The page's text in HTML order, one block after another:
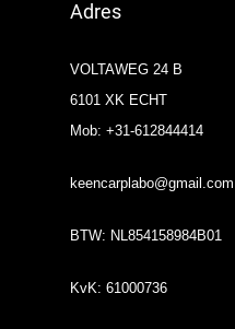
Adres
VOLTAWEG 24 B
6101 XK ECHT
Mob: +31-612844414
keencarplabo@gmail.com
BTW: NL854158984B01
KvK: 61000736